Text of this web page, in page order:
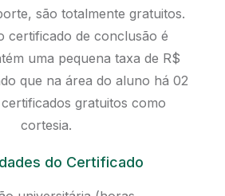
são totalmente gratuitos.
certificado de conclusão é
uma pequena taxa de R$
que na área do aluno há 02
gratuitos como
cortesia.
do Certificado